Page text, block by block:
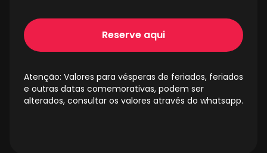
Reserve aqui
Atenção: Valores para vésperas de feriados, feriados
e outras datas comemorativas, podem ser
alterados, consultar os valores através do whatsapp.